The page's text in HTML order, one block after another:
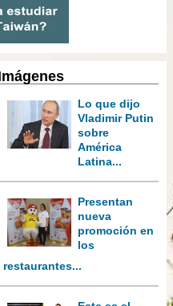
Lo que dijo
Vladimir Putin
sobre
América
Latina...
Presentan
nueva
promoción en
los
restaurantes...